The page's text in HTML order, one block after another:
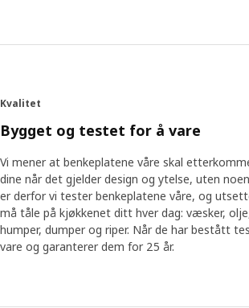
Kvalitet
Bygget og testet for å vare
Vi mener at benkeplatene våre skal
dine når det gjelder design og ytelse, uten
er derfor vi tester benkeplatene våre, og
må tåle på kjøkkenet ditt hver dag: væsker,
humper, dumper og riper. Når de har bestått
vare og garanterer dem for 25 år.